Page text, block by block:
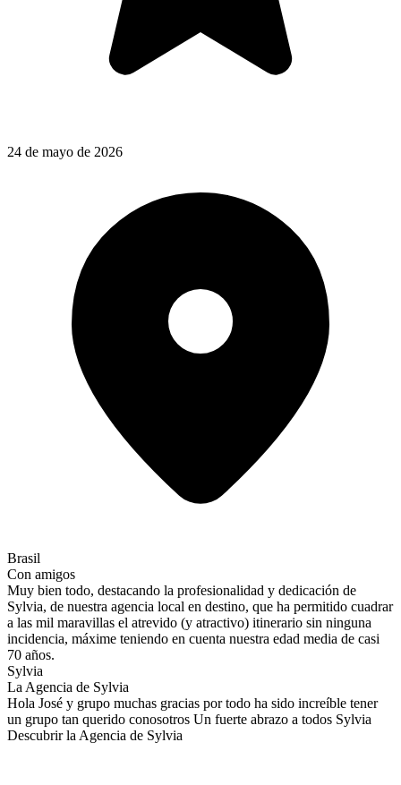
24 de mayo de 2026
Brasil
Con amigos
Muy bien todo, destacando la profesionalidad y dedicación de
Sylvia, de nuestra agencia local en destino, que ha permitido cuadrar
a las mil maravillas el atrevido (y atractivo) itinerario sin ninguna
incidencia, máxime teniendo en cuenta nuestra edad media de casi
70 años.
Sylvia
La Agencia de Sylvia
Hola José y grupo muchas gracias por todo ha sido increíble tener
un grupo tan querido conosotros Un fuerte abrazo a todos Sylvia
Descubrir la Agencia de Sylvia